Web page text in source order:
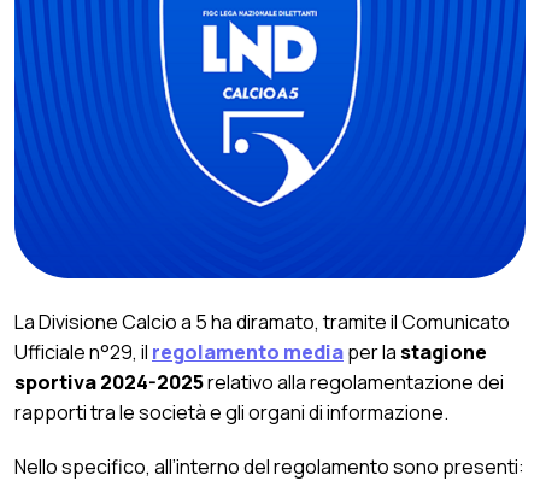
La Divisione Calcio a 5 ha diramato, tramite il Comunicato
Ufficiale n°29, il regolamento mediaper lastagione
sportiva 2024-2025relativo alla regolamentazione dei
rapporti tra le società e gli organi di informazione.
Nello specifico, all’interno del regolamento sono presenti: